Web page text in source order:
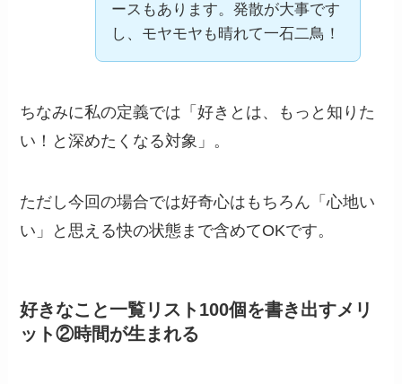
ースもあります。発散が大事です
し、モヤモヤも晴れて一石二鳥！
ちなみに私の定義では「好きとは、もっと知りた
い！と深めたくなる対象」。
ただし今回の場合では好奇心はもちろん「心地い
い」と思える快の状態まで含めてOKです。
好きなこと一覧リスト100個を書き出すメリ
ット②時間が生まれる